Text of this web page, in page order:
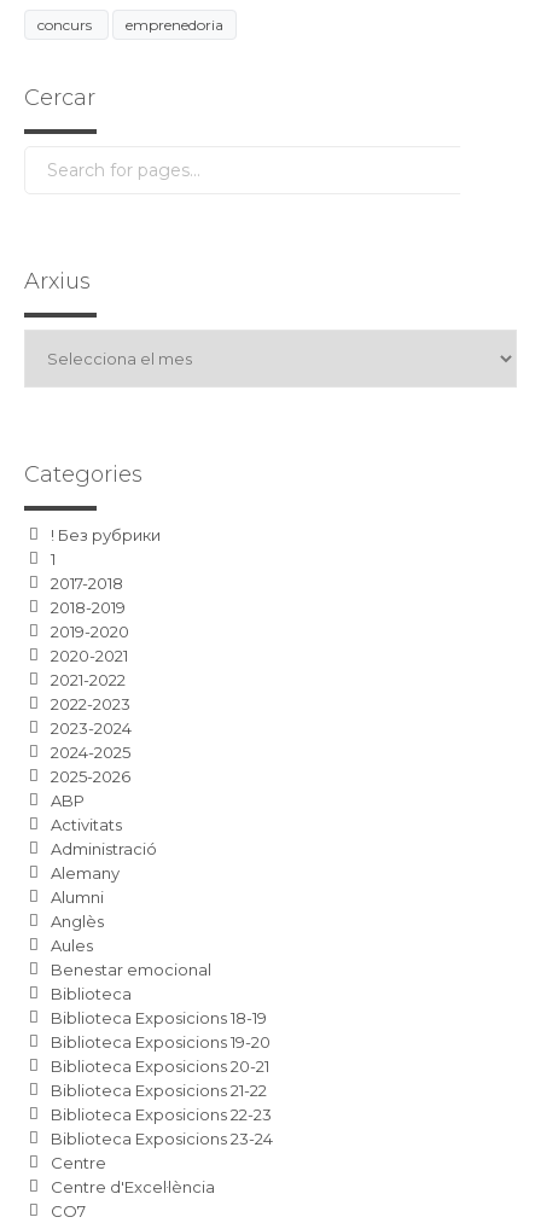
concurs emprenedoria
Cercar
Arxius
Categories
! Без рубрики
1
2017-2018
2018-2019
2019-2020
2020-2021
2021-2022
2022-2023
2023-2024
2024-2025
2025-2026
ABP
Activitats
Administració
Alemany
Alumni
Anglès
Aules
Benestar emocional
Biblioteca
Biblioteca Exposicions 18-19
Biblioteca Exposicions 19-20
Biblioteca Exposicions 20-21
Biblioteca Exposicions 21-22
Biblioteca Exposicions 22-23
Biblioteca Exposicions 23-24
Centre
Centre d'Excel·lència
CO7